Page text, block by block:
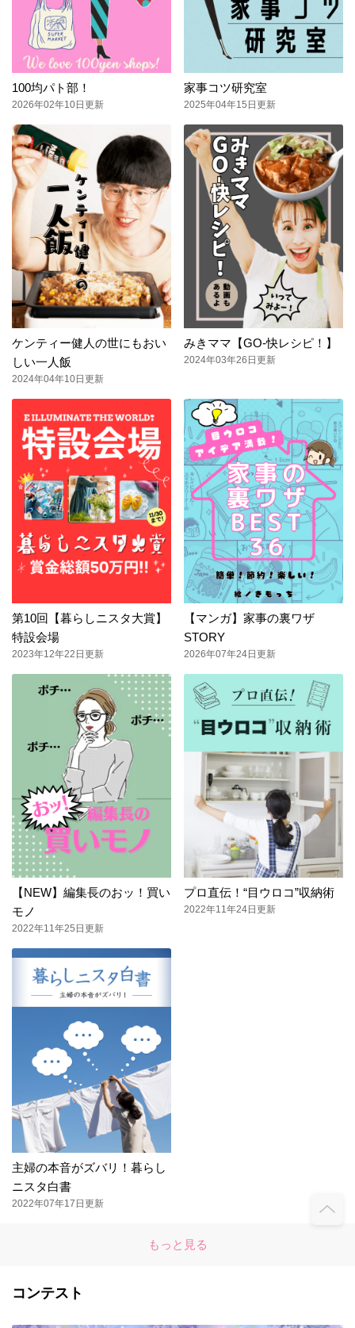
100均パト部！
2026年02年10日更新
家事コツ研究室
2025年04年15日更新
ケンティー健人の世にもおい
しい一人飯
2024年04年10日更新
みきママ【GO-快レシピ！】
2024年03年26日更新
第10回【暮らしニスタ大賞】
特設会場
2023年12年22日更新
【マンガ】家事の裏ワザ
STORY
2026年07年24日更新
【NEW】編集長のおッ！買い
モノ
2022年11年25日更新
プロ直伝！“目ウロコ”収納術
2022年11年24日更新
主婦の本音がズバリ！暮らし
ニスタ白書
2022年07年17日更新
もっと見る
コンテスト